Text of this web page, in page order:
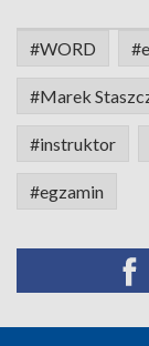
#WORD
#Marek
#instruktor
#egzamin